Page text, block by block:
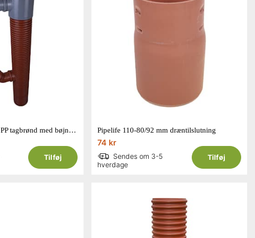
Pipelife 200/110 mm PP tagbrønd med bøjning inkl. plastlåg
Tilføj
Pipelife 110-80/92 mm dræntilslutning
74 kr
Sendes om 3-5
hverdage
Tilføj